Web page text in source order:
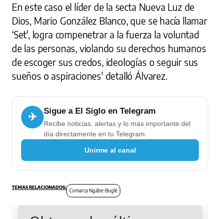
En este caso el líder de la secta Nueva Luz de
Dios, Mario González Blanco, que se hacía llamar
‘Set', logra compenetrar a la fuerza la voluntad
de las personas, violando su derechos humanos
de escoger sus credos, ideologías o seguir sus
sueños o aspiraciones' detalló Álvarez.
✈ Sigue a El Siglo en Telegram
Recibe noticias, alertas y lo más importante del
día directamente en tu Telegram.
Unirme al canal
Comarca Ngäbe-Buglé